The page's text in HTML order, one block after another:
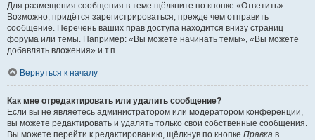
Для размещения сообщения в теме щёлкните по кнопке «Ответить».
Возможно, придётся зарегистрироваться, прежде чем отправить
сообщение. Перечень ваших прав доступа находится внизу страниц
форума или темы. Например: «Вы можете начинать темы», «Вы можете
добавлять вложения» и т.п.
Вернуться к началу
Как мне отредактировать или удалить сообщение?
Если вы не являетесь администратором или модератором конференции,
вы можете редактировать и удалять только свои собственные сообщения.
Вы можете перейти к редактированию, щёлкнув по кнопке Правка в